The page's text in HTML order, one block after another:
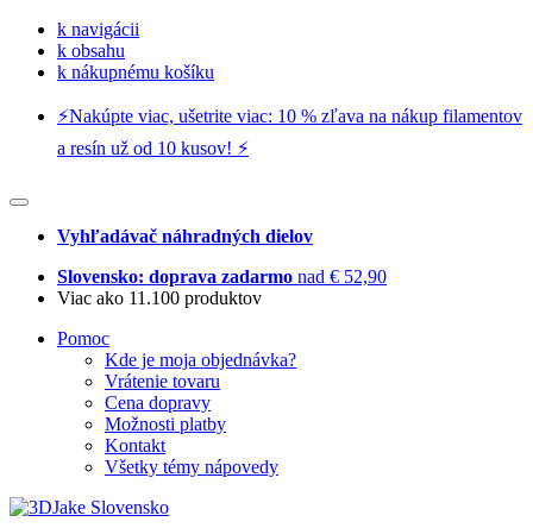
k navigácii
k obsahu
k nákupnému košíku
⚡️Nakúpte viac, ušetrite viac: 10 % zľava na nákup filamentov
a resín už od 10 kusov! ⚡️
Vyhľadávač náhradných dielov
Slovensko: doprava zadarmo nad € 52,90
Viac ako 11.100 produktov
Pomoc
Kde je moja objednávka?
Vrátenie tovaru
Cena dopravy
Možnosti platby
Kontakt
Všetky témy nápovedy